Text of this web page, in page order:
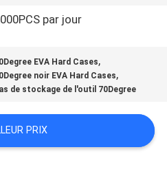
par jour
EVA Hard Cases,
noir EVA Hard Cases,
de stockage de l'outil 70Degree
PRIX